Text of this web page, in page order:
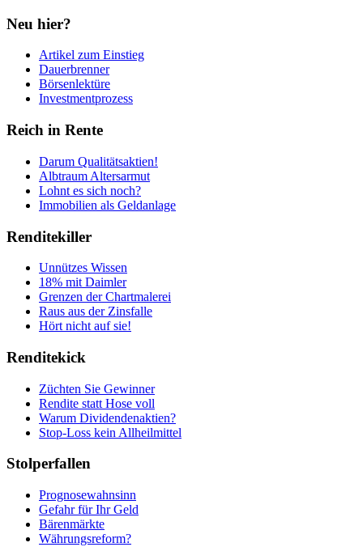
Neu hier?
Artikel zum Einstieg
Dauerbrenner
Börsenlektüre
Investmentprozess
Reich in Rente
Darum Qualitätsaktien!
Albtraum Altersarmut
Lohnt es sich noch?
Immobilien als Geldanlage
Renditekiller
Unnützes Wissen
18% mit Daimler
Grenzen der Chartmalerei
Raus aus der Zinsfalle
Hört nicht auf sie!
Renditekick
Züchten Sie Gewinner
Rendite statt Hose voll
Warum Dividendenaktien?
Stop-Loss kein Allheilmittel
Stolperfallen
Prognosewahnsinn
Gefahr für Ihr Geld
Bärenmärkte
Währungsreform?